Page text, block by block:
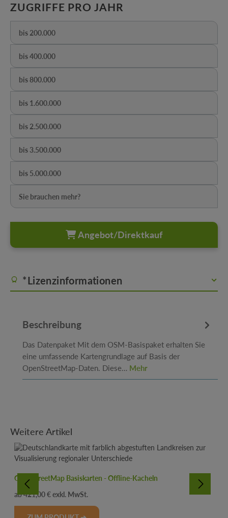
ZUGRIFFE PRO JAHR
bis 200.000
(Diese Option ist zurzeit nicht verfügbar.)
bis 400.000
(Diese Option ist zurzeit nicht verfügbar.)
bis 800.000
(Diese Option ist zurzeit nicht verfügbar.)
bis 1.600.000
(Diese Option ist zurzeit nicht verfügbar.)
bis 2.500.000
(Diese Option ist zurzeit nicht verfügbar.)
bis 3.500.000
(Diese Option ist zurzeit nicht verfügbar.)
bis 5.000.000
(Diese Option ist zurzeit nicht verfügbar.)
Sie brauchen mehr?
(Diese Option ist zurzeit nicht verfügbar.)
Angebot/Direktkauf
*Lizenzinformationen
Beschreibung
Das Datenpaket Mit dem OSM-Basispaket erhalten Sie
eine umfassende Kartengrundlage auf Basis der
OpenStreetMap-Daten. Diese… Mehr
Produktgalerie überspringen
Weitere Artikel
OpenStreetMap Basiskarten - Offline-Kacheln
Regulärer Preis:
421,00 €